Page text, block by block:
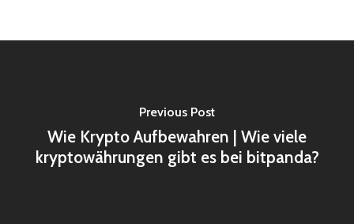
Previous Post
Wie Krypto Aufbewahren | Wie viele
kryptowährungen gibt es bei bitpanda?